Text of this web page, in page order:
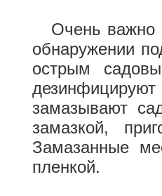
Очень важно
обнаружении
острым
замазывают
замазкой,
Замазанные
пленкой.